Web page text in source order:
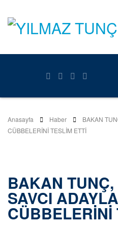
Anasayfa Haber
BAKAN
CÜBBELERİNİ TESLİM ETTİ
BAKAN
SAVCI
CÜBBELERİNİ